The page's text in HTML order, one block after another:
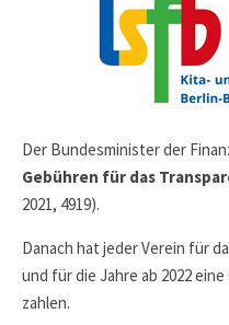
Der Bundesminister der
Gebühren für das
2021, 4919).
Danach hat jeder Verein für
und für die Jahre ab 2022
zahlen.